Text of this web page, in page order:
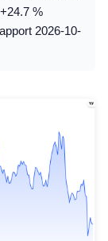
%
2026-10-